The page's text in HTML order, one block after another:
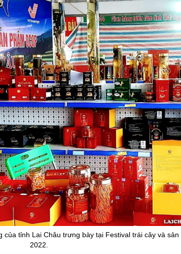
Người Việt
Điểm báo
Phóng sự ảnh
Chuyên mục
của tỉnh Lai Châu trưng bày tại Festivaltrái cây và sản
2022.